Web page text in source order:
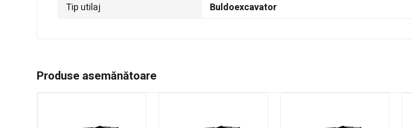
Tip utilaj
Buldoexcavator
Produse asemănătoare